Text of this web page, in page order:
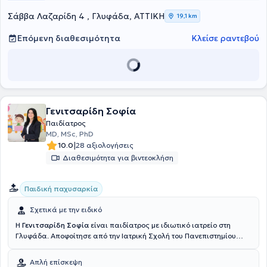
Σάββα Λαζαρίδη 4 , Γλυφάδα, ΑΤΤΙΚΗ 19,1 km
Επόμενη διαθεσιμότητα Κλείσε ραντεβού
Γενιτσαρίδη Σοφία
Παιδίατρος
MD, MSc, PhD
10.0|28 αξιολογήσεις
Διαθεσιμότητα για βιντεοκλήση
Παιδική παχυσαρκία
Σχετικά με την ειδικό
Η Γενιτσαρίδη Σοφία είναι παιδίατρος με ιδιωτικό ιατρείο στη
Γλυφάδα. Αποφοίτησε από την Ιατρική Σχολή του Πανεπιστημίου
ειδικότητας, που αφορά τη Νεογνολογία στην Πανεπιστημιακή
Απλή επίσκεψη